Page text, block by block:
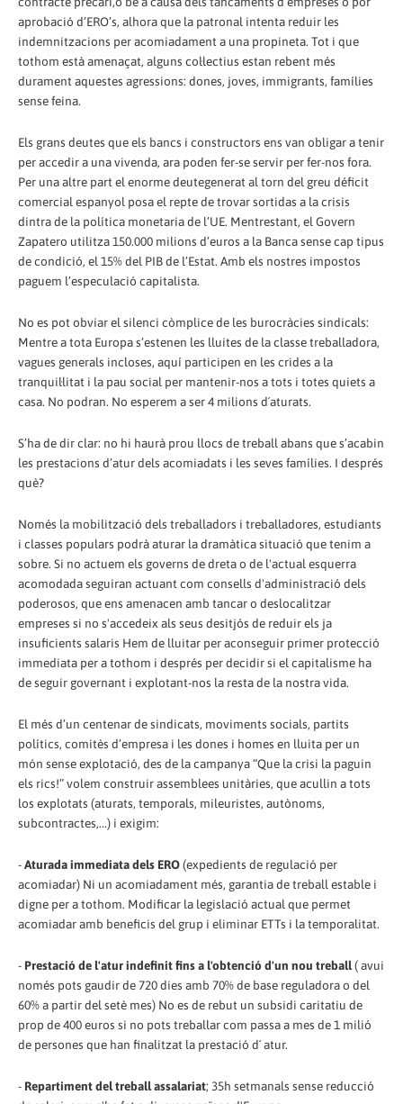
aprobació d’ERO’s, alhora que la patronal intenta reduir les
indemnitzacions per acomiadament a una propineta. Tot i que
tothom està amenaçat, alguns col·lectius estan rebent més
durament aquestes agressions: dones, joves, immigrants, famílies
sense feina.
Els grans deutes que els bancs i constructors ens van obligar a tenir
per accedir a una vivenda, ara poden fer-se servir per fer-nos fora.
Per una altre part el enorme deutegenerat al torn del greu déficit
comercial espanyol posa el repte de trovar sortidas a la crisis
dintra de la política monetaria de l’UE. Mentrestant, el Govern
Zapatero utilitza 150.000 milions d’euros a la Banca sense cap tipus
de condició, el 15% del PIB de l’Estat. Amb els nostres impostos
paguem l’especulació capitalista.
No es pot obviar el silenci còmplice de les burocràcies sindicals:
Mentre a tota Europa s’estenen les lluites de la classe treballadora,
vagues generals incloses, aquí participen en les crides a la
tranquil·litat i la pau social per mantenir-nos a tots i totes quiets a
casa. No podran. No esperem a ser 4 milions d´aturats.
S’ha de dir clar: no hi haurà prou llocs de treball abans que s’acabin
les prestacions d’atur dels acomiadats i les seves famílies. I després
què?
Només la mobilització dels treballadors i treballadores, estudiants
i classes populars podrà aturar la dramàtica situació que tenim a
sobre. Si no actuem els governs de dreta o de l'actual esquerra
acomodada seguiran actuant com consells d'administració dels
poderosos, que ens amenacen amb tancar o deslocalitzar
empreses si no s'accedeix als seus desitjós de reduir els ja
insuficients salaris Hem de lluitar per aconseguir primer protecció
immediata per a tothom i després per decidir si el capitalisme ha
de seguir governant i explotant-nos la resta de la nostra vida.
El més d’un centenar de sindicats, moviments socials, partits
polítics, comitès d’empresa i les dones i homes en lluita per un
món sense explotació, des de la campanya “Que la crisi la paguin
els rics!” volem construir assemblees unitàries, que acullin a tots
los explotats (aturats, temporals, mileuristes, autònoms,
subcontractes,...) i exigim:
-Aturada immediata dels ERO(expedients de regulació per
acomiadar) Ni un acomiadament més, garantia de treball estable i
digne per a tothom. Modificar la legislació actual que permet
acomiadar amb beneficis del grup i eliminar ETTs i la temporalitat.
- Prestació de l'atur indefinit fins a l'obtenció d'un nou treball( avui
només pots gaudir de 720 dies amb 70% de base reguladora o del
60% a partir del setè mes) No es de rebut un subsidi caritatiu de
prop de 400 euros si no pots treballar com passa a mes de 1 milió
de persones que han finalitzat la prestació d´ atur.
- Repartiment del treball assalariat; 35h setmanals sense reducció